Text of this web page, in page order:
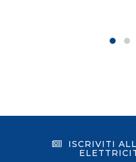
ISCRIVITI